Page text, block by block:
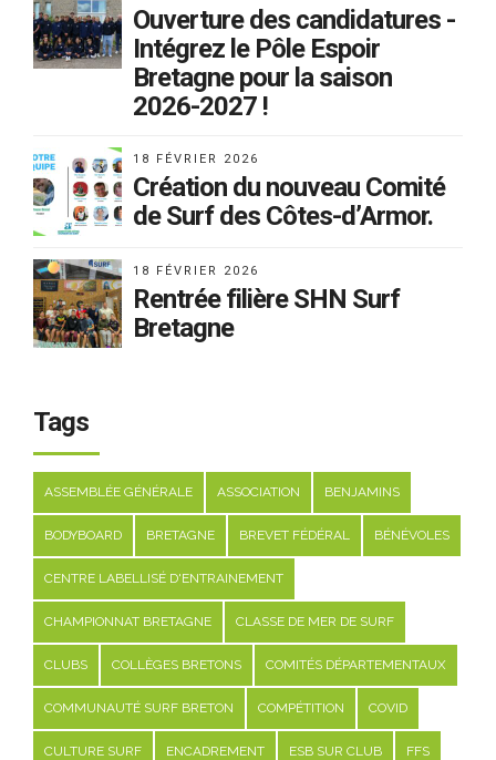
Ouverture des candidatures -
Intégrez le Pôle Espoir
Bretagne pour la saison
2026-2027 !
18 FÉVRIER 2026
Création du nouveau Comité
de Surf des Côtes-d’Armor.
18 FÉVRIER 2026
Rentrée filière SHN Surf
Bretagne
Tags
ASSEMBLÉE GÉNÉRALE ASSOCIATION BENJAMINS
BODYBOARD BRETAGNE BREVET FÉDÉRAL BÉNÉVOLES
CENTRE LABELLISÉ D'ENTRAINEMENT
CHAMPIONNAT BRETAGNE CLASSE DE MER DE SURF
CLUBS COLLÈGES BRETONS COMITÉS DÉPARTEMENTAUX
COMMUNAUTÉ SURF BRETON COMPÉTITION COVID
CULTURE SURF ENCADREMENT ESB SUR CLUB FFS